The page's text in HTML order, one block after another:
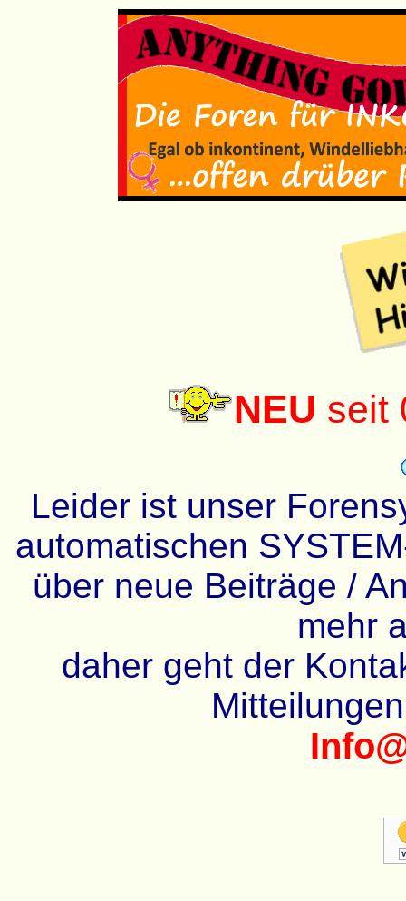
NEU seit
Leider ist unser
automatischen
über neue Beiträge /
mehr
daher geht der